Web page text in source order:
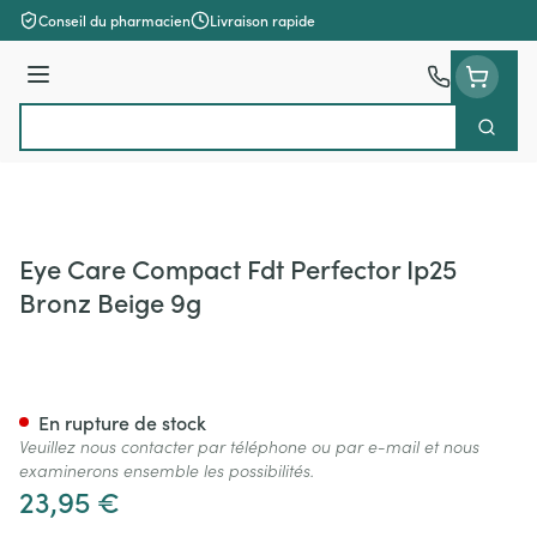
Aller au contenu
Conseil du pharmacien Livraison rapide
Menu
Eye Care Compact Fdt Perfector Ip25
Bronz Beige 9g
23,95 €
En rupture de stock
Veuillez nous contacter par téléphone ou par e-mail et nous
examinerons ensemble les possibilités.